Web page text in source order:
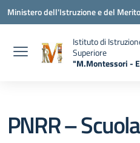
Vai ai contenuti
Vai al menu di navigazione
Vai al footer
Ministero dell'Istruzione e del Merito
Istituto di
Superiore
"M.Montessori -
PNRR –